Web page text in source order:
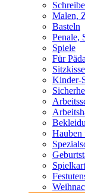
Malen,
Basteln
Penale,
Spiele
Für
Kinder-
Hauben